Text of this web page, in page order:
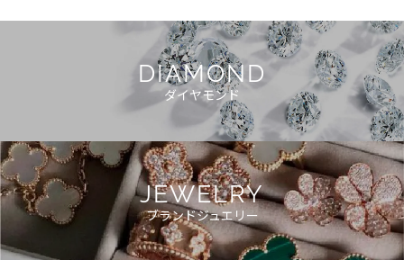
DIAMOND
ダイヤモンド
JEWELRY
ブランドジュエリー